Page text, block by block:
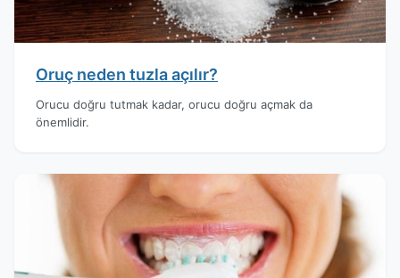
Oruç neden tuzla açılır?
Orucu doğru tutmak kadar, orucu doğru açmak da
önemlidir.